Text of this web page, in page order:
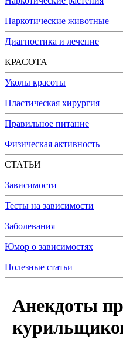
Наркотические животные
Диагностика и лечение
КРАСОТА
Уколы красоты
Пластическая хирургия
Правильное питание
Физическая активность
СТАТЬИ
Зависимости
Тесты на зависимости
Заболевания
Юмор о зависимостях
Полезные статьи
Анекдоты